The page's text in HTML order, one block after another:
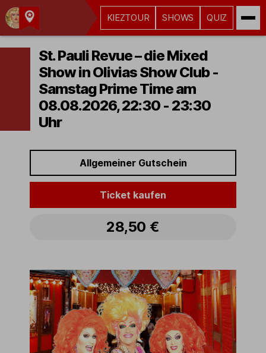
Kult-
Kieztouren
Hamburg
KIEZTOUR SHOWS QUIZ
St. Pauli Revue – die Mixed
Show in Olivias Show Club -
Samstag Prime Time am
08.08.2026, 22:30 - 23:30
Uhr
Allgemeiner Gutschein
Ticket kaufen
28,50 €